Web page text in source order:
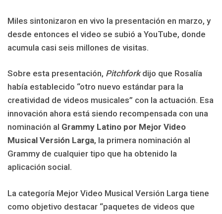
Miles sintonizaron en vivo la presentación en marzo, y
desde entonces el video se subió a YouTube, donde
acumula casi seis millones de visitas.
Sobre esta presentación, Pitchforkdijo que Rosalía
había establecido “otro nuevo estándar para la
creatividad de videos musicales” con la actuación. Esa
innovación ahora está siendo recompensada con una
nominación al Grammy Latino por Mejor Video
Musical Versión Larga, la primera nominación al
Grammy de cualquier tipo que ha obtenido la
aplicación social.
La categoría Mejor Video Musical Versión Larga tiene
como objetivo destacar “paquetes de videos que